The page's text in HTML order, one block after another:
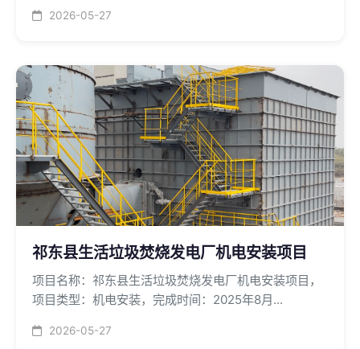
2026-05-27
祁东县生活垃圾焚烧发电厂机电安装项目
项目名称：祁东县生活垃圾焚烧发电厂机电安装项目，
项目类型：机电安装，完成时间：2025年8月...
2026-05-27